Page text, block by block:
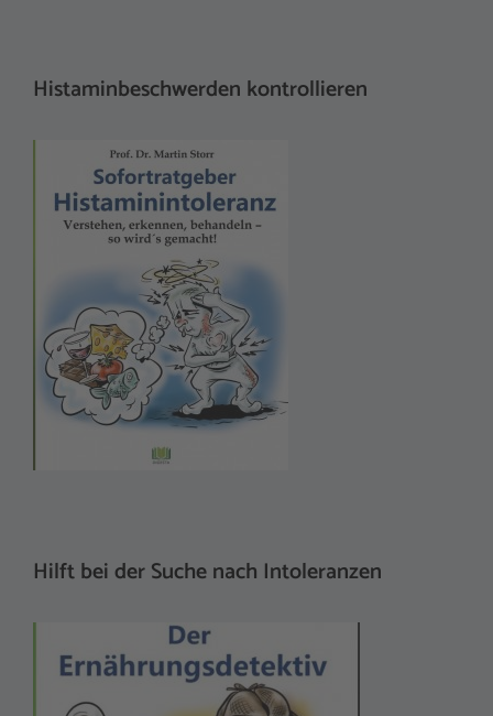
Histaminbeschwerden kontrollieren
Hilft bei der Suche nach Intoleranzen